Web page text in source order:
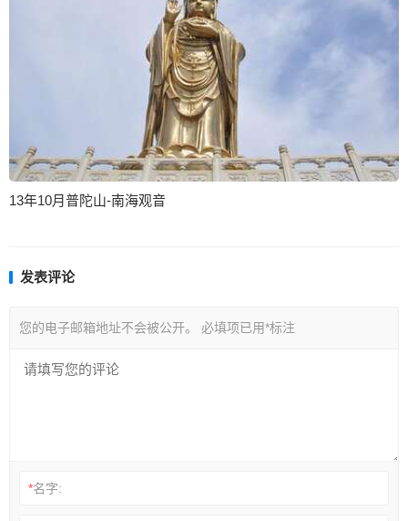
13年10月普陀山-南海观音
发表评论
您的电子邮箱地址不会被公开。 必填项已用*标注
*名字: